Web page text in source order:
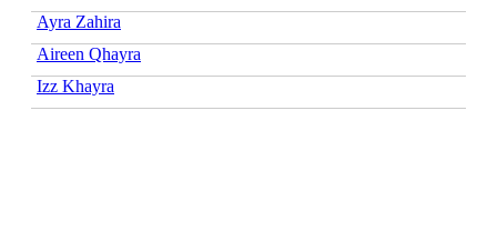
Ayra Zahira
Aireen Qhayra
Izz Khayra